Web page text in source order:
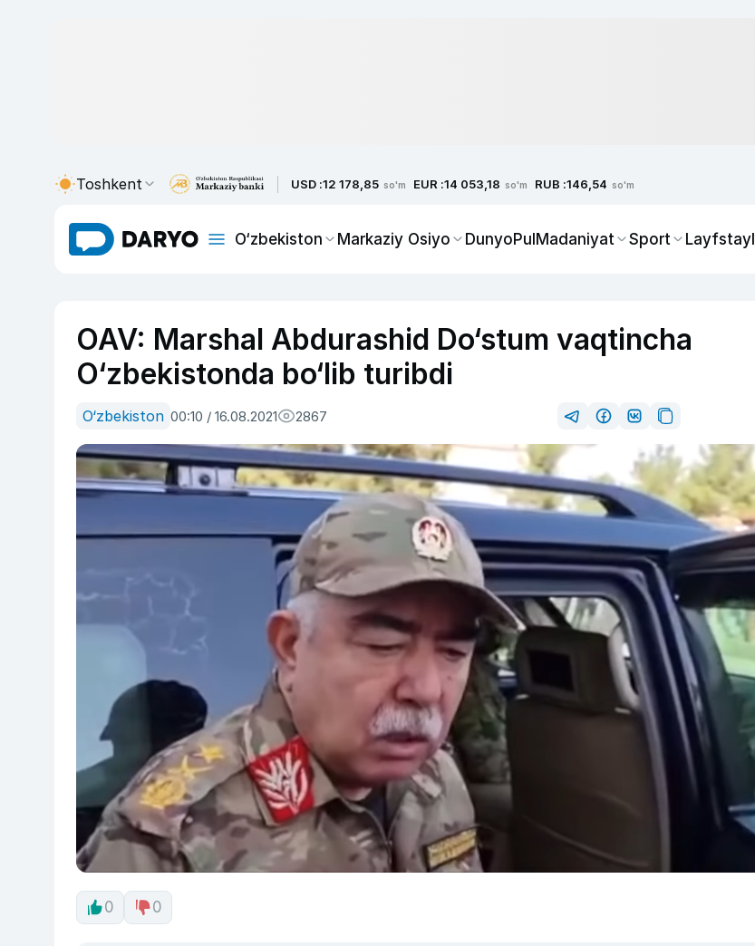
Toshkent USD :12 178,85 so'm EUR :14 053,18 so'm RUB :146,54 so'm
O‘zbekiston Markaziy Osiyo DunyoPulMadaniyat Sport Layfstayl
OAV: Marshal Abdurashid Do‘stum vaqtincha
O‘zbekistonda bo‘lib turibdi
O‘zbekiston 00:10 / 16.08.2021 2867
0 0